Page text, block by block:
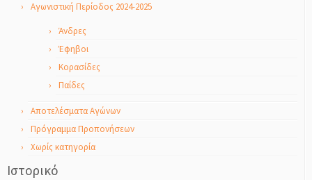
Αγωνιστική Περίοδος 2024-2025
Άνδρες
Έφηβοι
Κορασίδες
Παίδες
Αποτελέσματα Αγώνων
Πρόγραμμα Προπονήσεων
Χωρίς κατηγορία
Ιστορικό